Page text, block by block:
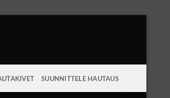
SUUNNITTELE HAUTAUS